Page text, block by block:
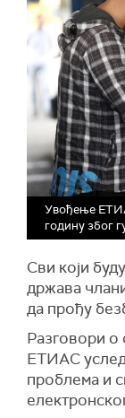
Увођење
годину због
Сви који
држава
да прођу
Разговори о
ЕТИАС
проблема и